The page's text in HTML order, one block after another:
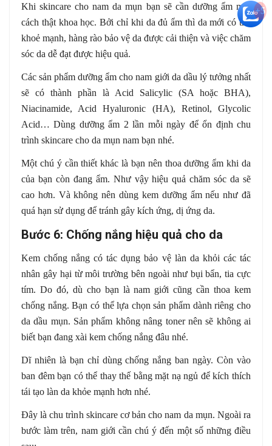
Khi skincare cho nam da mụn bạn sẽ cần dưỡng ẩm một
cách thật khoa học. Bởi chỉ khi da đủ ẩm thì da mới có thể
khoẻ mạnh, hàng rào bảo vệ da được cải thiện và việc chăm
sóc da dễ đạt được hiệu quả.
Các sản phẩm dưỡng ẩm cho nam giới da dầu lý tưởng nhất
sẽ có thành phần là Acid Salicylic (SA hoặc BHA),
Niacinamide, Acid Hyaluronic (HA), Retinol, Glycolic
Acid… Dùng dưỡng ẩm 2 lần mỗi ngày để ổn định chu
trình skincare cho da mụn nam bạn nhé.
Một chú ý cần thiết khác là bạn nên thoa dưỡng ẩm khi da
của bạn còn đang ẩm. Như vậy hiệu quả chăm sóc da sẽ
cao hơn. Và không nên dùng kem dưỡng ẩm nếu như đã
quá hạn sử dụng để tránh gây kích ứng, dị ứng da.
Bước 6: Chống nắng hiệu quả cho da
Kem chống nắng có tác dụng bảo vệ làn da khỏi các tác
nhân gây hại từ môi trường bên ngoài như bụi bẩn, tia cực
tím. Do đó, dù cho bạn là nam giới cũng cần thoa kem
chống nắng. Bạn có thể lựa chọn sản phẩm dành riêng cho
da dầu mụn. Sản phẩm không nâng toner nên sẽ không ai
biết bạn đang xài kem chống nắng đâu nhé.
Dĩ nhiên là bạn chỉ dùng chống nắng ban ngày. Còn vào
ban đêm bạn có thể thay thế bằng mặt nạ ngủ để kích thích
tái tạo làn da khỏe mạnh hơn nhé.
Đây là chu trình skincare cơ bản cho nam da mụn. Ngoài ra
bước làm trên, nam giới cần chú ý đến một số những điều
+5